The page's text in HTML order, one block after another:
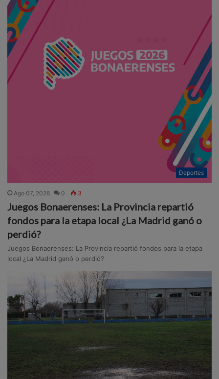
Deportes
Ago 07, 2026 0 3
Juegos Bonaerenses: La Provincia repartió
fondos para la etapa local ¿La Madrid ganó o
perdió?
Juegos Bonaerenses: La Provincia repartió fondos para la etapa
local ¿La Madrid ganó o perdió?